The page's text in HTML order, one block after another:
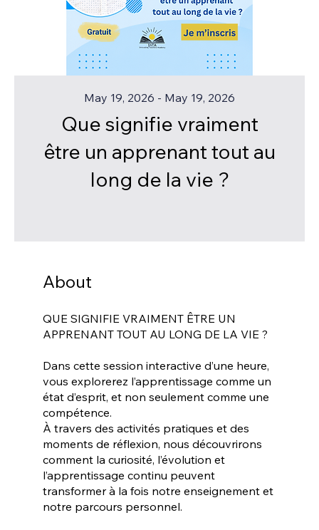
Que signifie vraiment
être un apprenant tout au
long de la vie ?
May 19, 2026 - May 19, 2026
About
QUE SIGNIFIE VRAIMENT ÊTRE UN
APPRENANT TOUT AU LONG DE LA VIE ?
Dans cette session interactive d’une heure,
vous explorerez l’apprentissage comme un
état d’esprit, et non seulement comme une
compétence.
À travers des activités pratiques et des
moments de réflexion, nous découvrirons
comment la curiosité, l’évolution et
l’apprentissage continu peuvent
transformer à la fois notre enseignement et
notre parcours personnel.